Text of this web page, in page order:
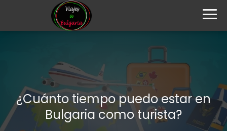
¿Cuánto tiempo puedo estar en
Bulgaria como turista?